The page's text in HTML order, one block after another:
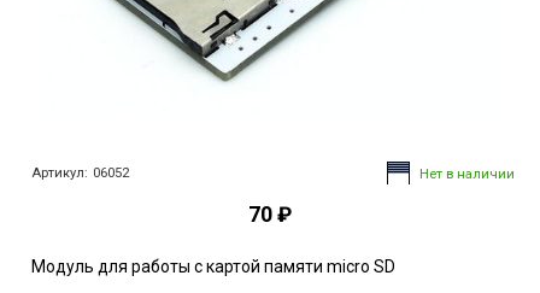
Артикул: 06052 Нет в наличии
70 ₽
Модуль для работы с картой памяти micro SD